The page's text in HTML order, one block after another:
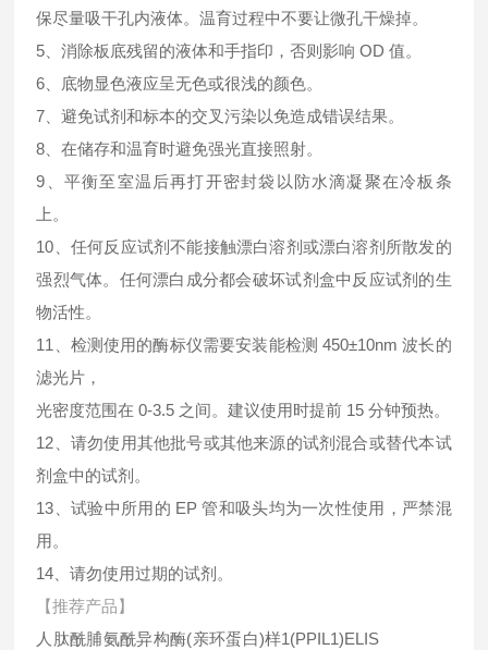
保尽量吸干孔内液体。温育过程中不要让微孔干燥掉。
5、消除板底残留的液体和手指印，否则影响 OD 值。
6、底物显色液应呈无色或很浅的颜色。
7、避免试剂和标本的交叉污染以免造成错误结果。
8、在储存和温育时避免强光直接照射。
9、平衡至室温后再打开密封袋以防水滴凝聚在冷板条
上。
10、任何反应试剂不能接触漂白溶剂或漂白溶剂所散发的
强烈气体。任何漂白成分都会破坏试剂盒中反应试剂的生
物活性。
11、检测使用的酶标仪需要安装能检测 450±10nm 波长的
滤光片，
光密度范围在 0-3.5 之间。建议使用时提前 15 分钟预热。
12、请勿使用其他批号或其他来源的试剂混合或替代本试
剂盒中的试剂。
13、试验中所用的 EP 管和吸头均为一次性使用，严禁混
用。
14、请勿使用过期的试剂。
【推荐产品】
人肽酰脯氨酰异构酶(亲环蛋白)样1(PPIL1)ELIS